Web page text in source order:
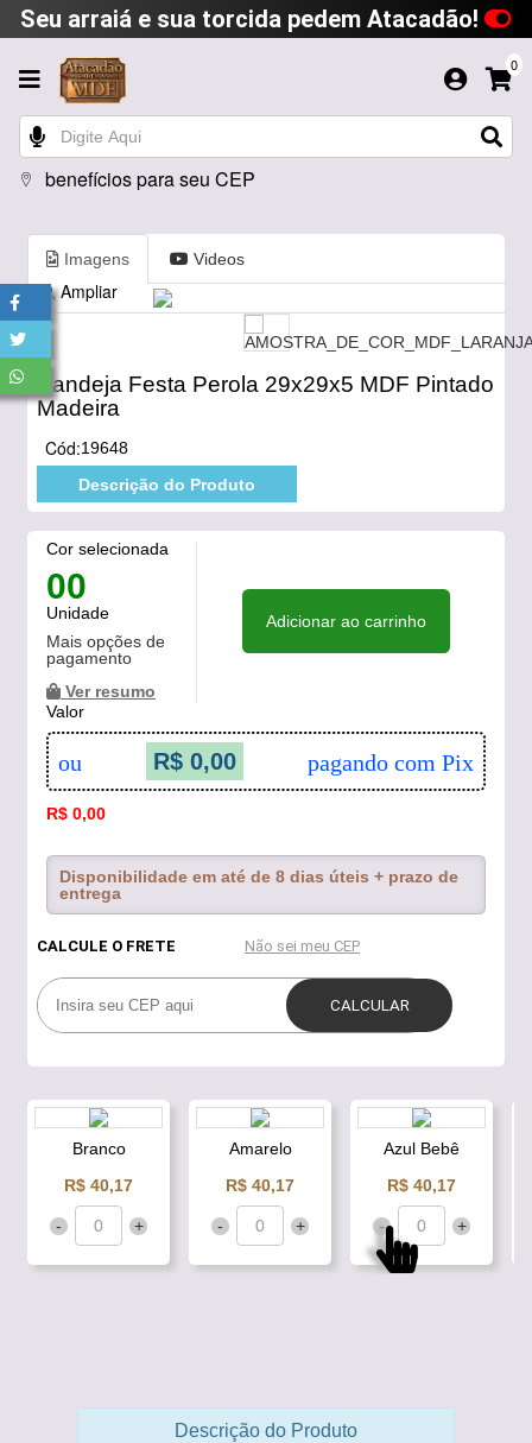
Seu arraiá e sua torcida pedem Atacadão!
0
benefícios para seu CEP
Imagens Videos
Ampliar
Bandeja Festa Perola 29x29x5 MDF Pintado
Madeira
Cód:19648
Descrição do Produto
Cor selecionada
00
Unidade
Mais opções de
pagamento
Ver resumo
Adicionar ao carrinho
Valor
ou R$ 0,00 pagando com Pix
R$ 0,00
Disponibilidade em até de 8 dias úteis + prazo de
entrega
Branco
R$ 40,17
- +
Amarelo
R$ 40,17
- +
Azul Bebê
R$ 40,17
- +
Descrição do Produto